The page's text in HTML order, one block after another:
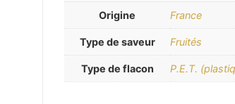
Origine France
Type de saveur Fruités
Type de flacon P.E.T.